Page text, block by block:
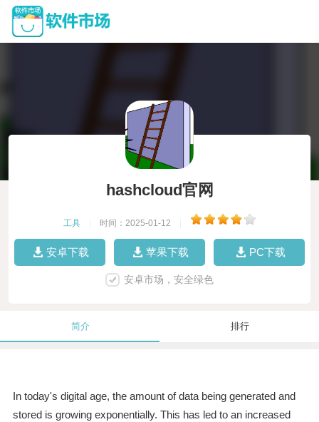
hashcloud官网
工具 时间：2025-01-12
安卓下载 苹果下载 PC下载
安卓市场，安全绿色
简介 排行
In today's digital age, the amount of data being generated and
stored is growing exponentially. This has led to an increased